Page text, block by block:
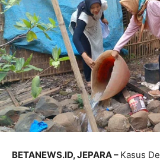
BETANEWS.ID, JEPARA – Kasus